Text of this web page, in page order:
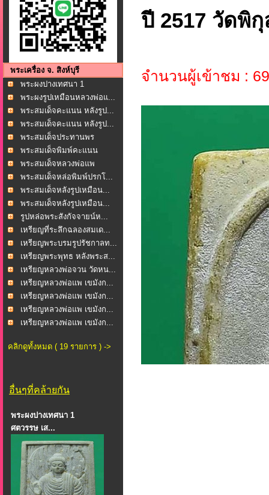
พระเครื่อง จ. สิงห์บุรี
พระผงปางเทศนา 1
ศตวรรษ...
พระผงรูปเหมือนหลวงพ่อแ...
พระสมเด็จคะแนน หลังรูป...
พระสมเด็จคะแนน หลังรูป...
พระสมเด็จประทานพร
หลัง...พระสมเด็จพิมพ์คะแนน
หล... พระสมเด็จหลวงพ่อแพ
เขม...พระสมเด็จหล่อพิมพ์ปรกโ...
พระสมเด็จหลังรูปเหมือน...
พระสมเด็จหลังรูปเหมือน...
รูปหล่อพระสังกัจจายน์ห...
เหรียญที่ระลึกฉลองสมเด...
เหรียญพระบรมรูปรัชกาลท...
เหรียญพระพุทธ หลังพระส...
เหรียญหลวงพ่อจวน วัดหน...
เหรียญหลวงพ่อแพ เขมังก...
เหรียญหลวงพ่อแพ เขมังก...
เหรียญหลวงพ่อแพ เขมังก...
เหรียญหลวงพ่อแพ เขมังก...
คลิกดูทั้งหมด ( 19 รายการ ) ->
อื่นๆที่คล้ายกัน
พระผงปางเทศนา 1
ศตวรรษ เส...
ปี 2517 วัดพิ
จำนวนผู้เข้าชม :